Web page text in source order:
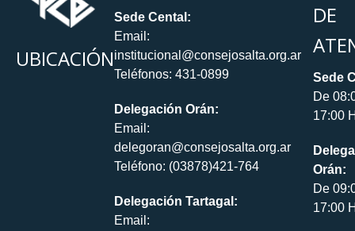
UBICACIÓN
Sede Cental:
Email:
institucional@consejosalta.org.ar
Teléfonos: 431-0899
Delegación Orán:
Email:
delegoran@consejosalta.org.ar
Teléfono: (03878)421-764
Delegación Tartagal:
Email:
DE
Sede
De
17:00
Orán:
De
17:00